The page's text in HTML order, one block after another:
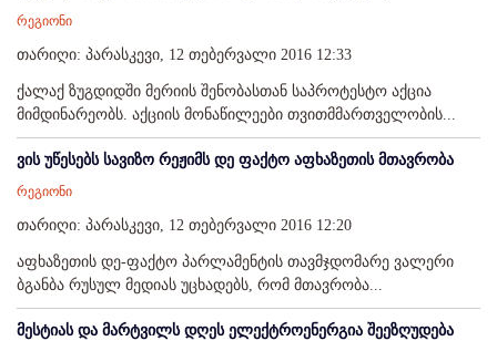
რეგიონი
თარიღი: პარასკევი, 12 თებერვალი 2016 12:33
ქალაქ ზუგდიდში მერიის შენობასთან საპროტესტო აქცია
მიმდინარეობს. აქციის მონაწილეები თვითმმართველობის...
ვის უწესებს სავიზო რეჟიმს დე ფაქტო აფხაზეთის მთავრობა
რეგიონი
თარიღი: პარასკევი, 12 თებერვალი 2016 12:20
აფხაზეთის დე-ფაქტო პარლამენტის თავმჯდომარე ვალერი
ბგანბა რუსულ მედიას უცხადებს, რომ მთავრობა...
მესტიას და მარტვილს დღეს ელექტროენერგია შეეზღუდება